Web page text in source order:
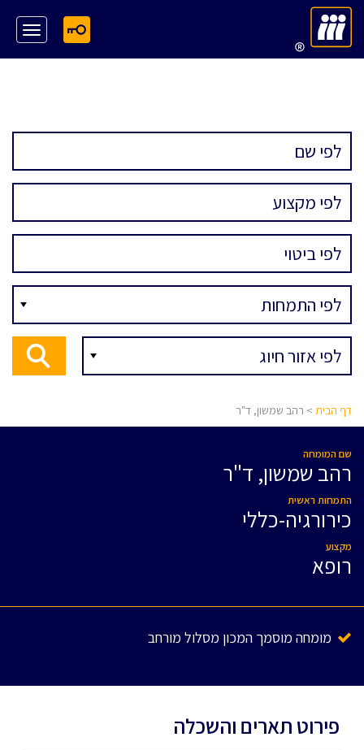
דף הבית > רהב שמשון, ד"ר
שם המומחה
רהב שמשון, ד"ר
התמחות ראשית
כירורגיה-כללי
מקצוע
רופא
מומחה מוסמך המכון מסלול מורחב
פירוט תארים והשכלה